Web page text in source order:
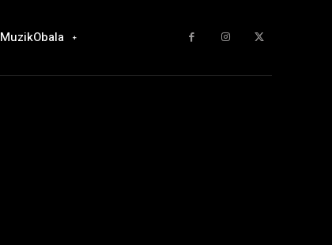
MuzikObala